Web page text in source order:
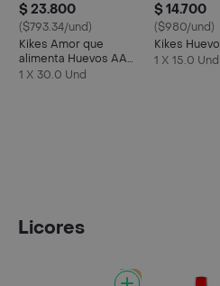
$ 23.800
($793.34/und)
Kikes Amor que
alimenta Huevos AA
Rojos L
1 X 30.0 Und
$ 14.700
($980/und)
Kikes
1 X 15.0 Und
Licores